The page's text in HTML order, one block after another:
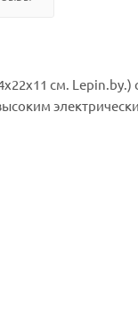
см. Lepin.by.)
огромные